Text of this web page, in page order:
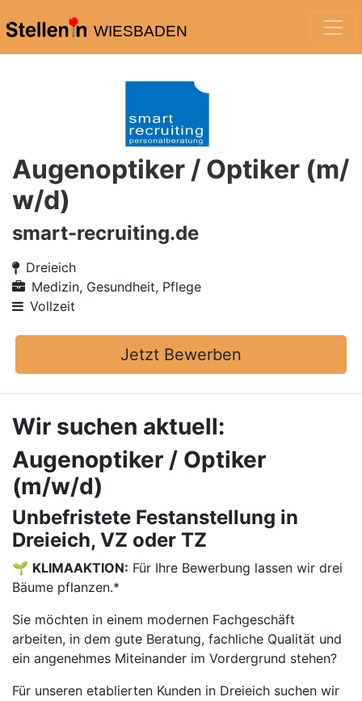
WIESBADEN
Augenoptiker / Optiker (m/
w/d)
smart-recruiting.de
Dreieich
Medizin, Gesundheit, Pflege
Vollzeit
Jetzt Bewerben
Wir suchen aktuell:
Augenoptiker / Optiker
(m/w/d)
Unbefristete Festanstellung in
Dreieich, VZ oder TZ
🌱 KLIMAAKTION: Für Ihre Bewerbung lassen wir drei
Bäume pflanzen.*
Sie möchten in einem modernen Fachgeschäft
arbeiten, in dem gute Beratung, fachliche Qualität und
ein angenehmes Miteinander im Vordergrund stehen?
Für unseren etablierten Kunden in Dreieich suchen wir